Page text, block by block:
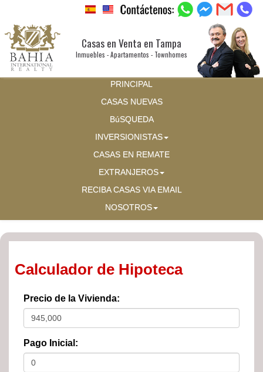
Casas en Venta en Tampa
Inmuebles - Apartamentos - Townhomes
PRINCIPAL
CASAS NUEVAS
BúSQUEDA
INVERSIONISTAS
CASAS EN REMATE
EXTRANJEROS
RECIBA CASAS VIA EMAIL
NOSOTROS
Calculador de Hipoteca
Precio de la Vivienda:
Pago Inicial: